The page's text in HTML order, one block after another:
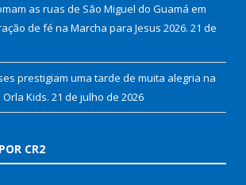
as ruas de São Miguel do Guamá em
de fé na Marcha para Jesus 2026. 21 de
prestigiam uma tarde de muita alegria na
Kids. 21 de julho de 2026
CR2